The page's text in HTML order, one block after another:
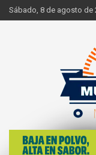
Skip
to
Sábado, 8 de agosto de
Mundo
Si hay ruido de